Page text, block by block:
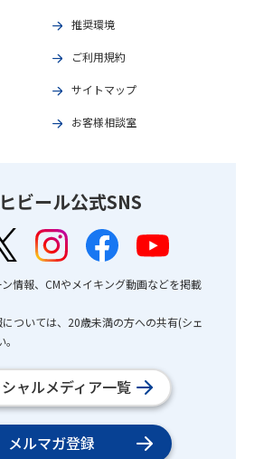
推奨環境
ご利用規約
サイトマップ
お客様相談室
ビール公式SNS
情報、CMやメイキング動画などを掲載
ついては、20歳未満の方への共有(シェ
ャルメディア一覧
メルマガ登録